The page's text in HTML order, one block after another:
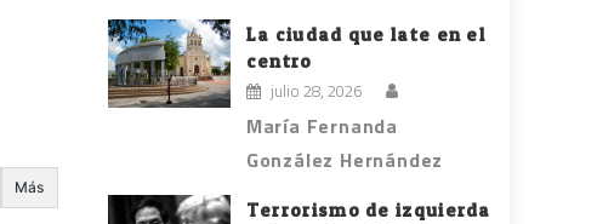
Más
La ciudad que late en el
centro
julio 28, 2026
María Fernanda
González Hernández
Terrorismo de izquierda